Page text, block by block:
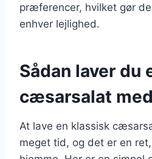
præferencer, hvilket gør
enhver lejlighed.
Sådan laver du
cæsarsalat
At lave en klassisk
meget tid, og det er en